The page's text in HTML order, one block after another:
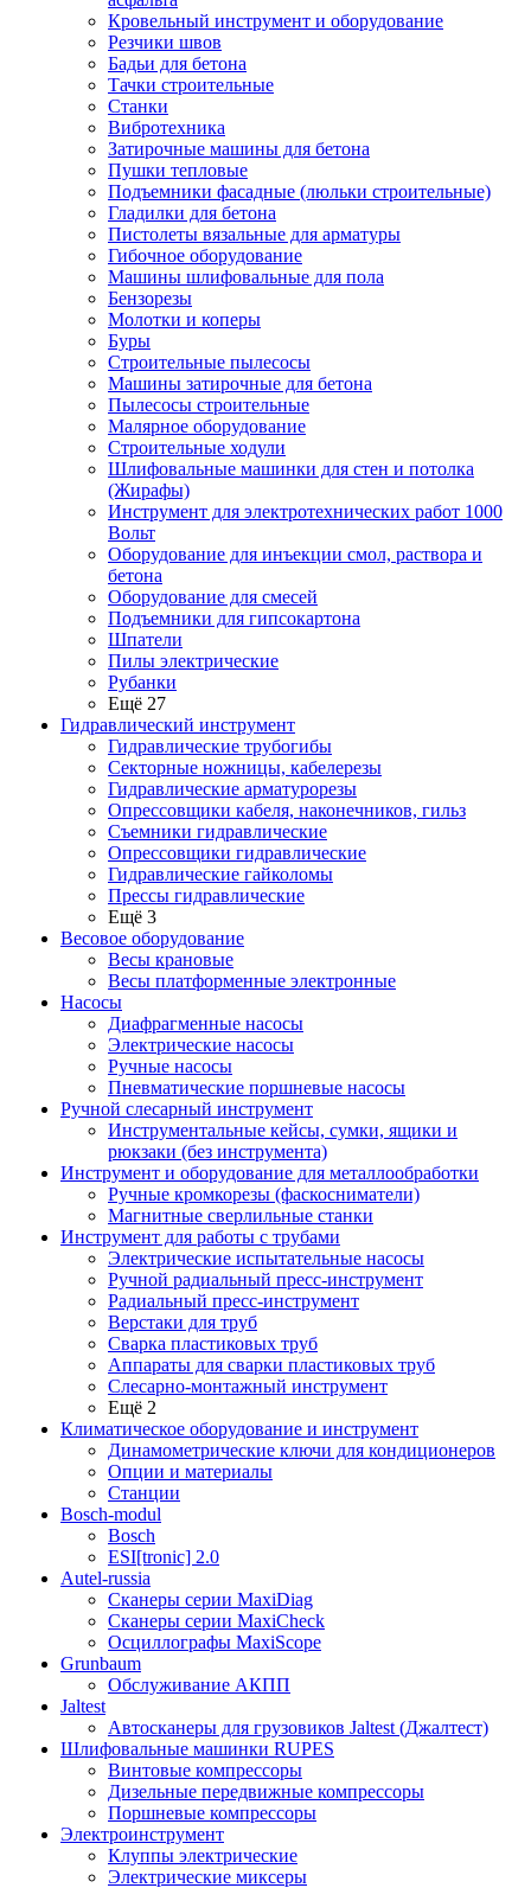
Кровельный инструмент и оборудование
Резчики швов
Бадьи для бетона
Тачки строительные
Станки
Вибротехника
Затирочные машины для бетона
Пушки тепловые
Подъемники фасадные (люльки строительные)
Гладилки для бетона
Пистолеты вязальные для арматуры
Гибочное оборудование
Машины шлифовальные для пола
Бензорезы
Молотки и коперы
Буры
Строительные пылесосы
Машины затирочные для бетона
Пылесосы строительные
Малярное оборудование
Строительные ходули
Шлифовальные машинки для стен и потолка
(Жирафы)
Инструмент для электротехнических работ 1000
Вольт
Оборудование для инъекции смол, раствора и
бетона
Оборудование для смесей
Подъемники для гипсокартона
Шпатели
Пилы электрические
Рубанки
Ещё 27
Гидравлический инструмент
Гидравлические трубогибы
Секторные ножницы, кабелерезы
Гидравлические арматурорезы
Опрессовщики кабеля, наконечников, гильз
Съемники гидравлические
Опрессовщики гидравлические
Гидравлические гайколомы
Прессы гидравлические
Ещё 3
Весовое оборудование
Весы крановые
Весы платформенные электронные
Насосы
Диафрагменные насосы
Электрические насосы
Ручные насосы
Пневматические поршневые насосы
Ручной слесарный инструмент
Инструментальные кейсы, сумки, ящики и
рюкзаки (без инструмента)
Инструмент и оборудование для металлообработки
Ручные кромкорезы (фаскосниматели)
Магнитные сверлильные станки
Инструмент для работы с трубами
Электрические испытательные насосы
Ручной радиальный пресс-инструмент
Радиальный пресс-инструмент
Верстаки для труб
Сварка пластиковых труб
Аппараты для сварки пластиковых труб
Слесарно-монтажный инструмент
Ещё 2
Климатическое оборудование и инструмент
Динамометрические ключи для кондиционеров
Опции и материалы
Станции
Bosch-modul
Bosch
ESI[tronic] 2.0
Autel-russia
Сканеры серии MaxiDiag
Сканеры серии MaxiCheck
Осциллографы MaxiScope
Grunbaum
Обслуживание АКПП
Jaltest
Автосканеры для грузовиков Jaltest (Джалтест)
Шлифовальные машинки RUPES
Винтовые компрессоры
Дизельные передвижные компрессоры
Поршневые компрессоры
Электроинструмент
Клуппы электрические
Электрические миксеры